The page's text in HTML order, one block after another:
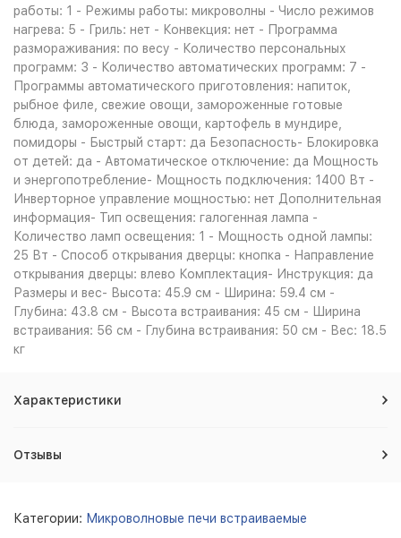
работы: 1 - Режимы работы: микроволны - Число режимов
нагрева: 5 - Гриль: нет - Конвекция: нет - Программа
размораживания: по весу - Количество персональных
программ: 3 - Количество автоматических программ: 7 -
Программы автоматического приготовления: напиток,
рыбное филе, свежие овощи, замороженные готовые
блюда, замороженные овощи, картофель в мундире,
помидоры - Быстрый старт: да Безопасность- Блокировка
от детей: да - Автоматическое отключение: да Мощность
и энергопотребление- Мощность подключения: 1400 Вт -
Инверторное управление мощностью: нет Дополнительная
информация- Тип освещения: галогенная лампа -
Количество ламп освещения: 1 - Мощность одной лампы:
25 Вт - Способ открывания дверцы: кнопка - Направление
открывания дверцы: влево Комплектация- Инструкция: да
Размеры и вес- Высота: 45.9 см - Ширина: 59.4 см -
Глубина: 43.8 см - Высота встраивания: 45 см - Ширина
встраивания: 56 см - Глубина встраивания: 50 см - Вес: 18.5
кг
Характеристики
Отзывы
Категории: Микроволновые печи встраиваемые